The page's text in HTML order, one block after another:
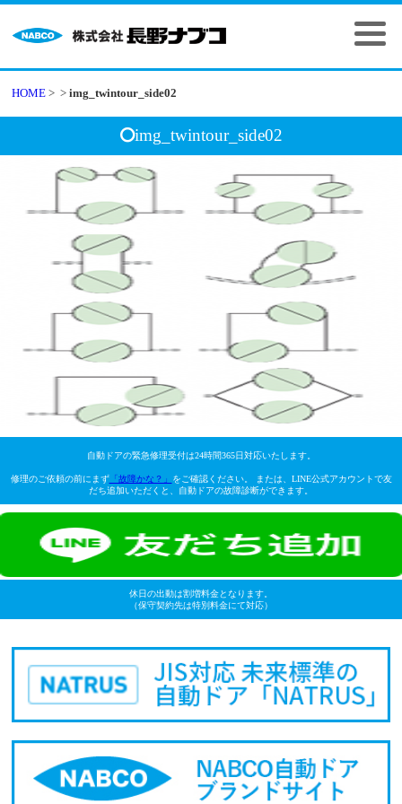
HOME > >img_twintour_side02
img_twintour_side02
自動ドアの緊急修理受付は24時間365日対応いたします。
修理のご依頼の前にまず「故障かな？」
をご確認ください。 または、LINE公式アカウントで友
だち追加いただくと、自動ドアの故障診断ができます。
休日の出動は割増料金となります。
（保守契約先は特別料金にて対応）